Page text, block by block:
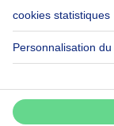
Immoweb
Conditions
Règles